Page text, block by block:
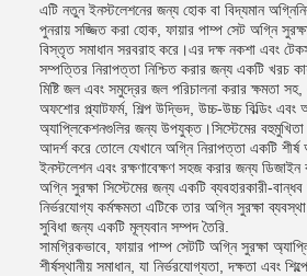
এটি নতুন ইনস্টলেশনের জন্য হোক বা বিদ্যমান
পুনরায় সজ্জিত করা হোক, ফায়ার পাম্প সেট অগ্নি
বিস্তৃত সমাধান সরবরাহ করে।এর দক্ষ নকশা এবং
সম্পত্তির নিরাপত্তা নিশ্চিত করার জন্য একটি খরচ
মিষ্টি জল এবং সমুদ্রের জল পরিচালনা করার ক্ষমতা
অফশোর প্ল্যাটফর্ম, শিল্প উদ্ভিদ, উচ্চ-উচ্চ বিল্ডিং
অ্যাপ্লিকেশনগুলির জন্য উপযুক্ত।সিস্টেমের বহুমুখিতা
আদর্শ করে তোলে যেখানে অগ্নি নিরাপত্তা একটি শীর্ষ
ইনস্টলেশন এবং রক্ষণাবেক্ষণ সহজ করার জন্য ডিজাইন
অগ্নি সুরক্ষা সিস্টেমের জন্য একটি ব্যবহারকারী-
নির্ভরযোগ্য কর্মক্ষমতা এটিকে তার অগ্নি সুরক্ষা
সুবিধা জন্য একটি মূল্যবান সম্পদ তৈরি.
সামগ্রিকভাবে, ফায়ার পাম্প সেটটি অগ্নি সুরক্ষা
শীর্ষস্থানীয় সমাধান, যা নির্ভরযোগ্যতা, দক্ষতা এবং